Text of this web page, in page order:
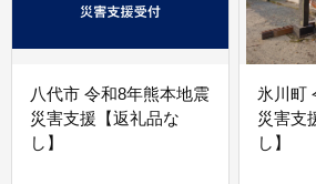
八代市 令和8年熊本地震
災害支援【返礼品な
し】
氷川町
災害支
し】